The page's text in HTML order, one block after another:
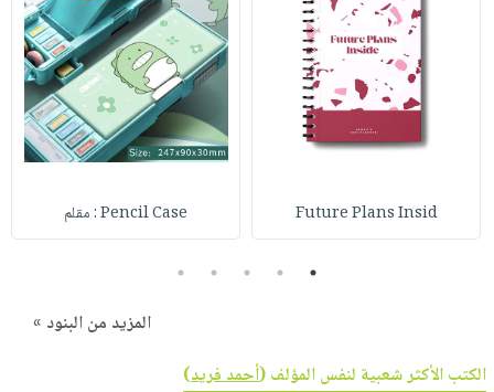
Future Plans Insid Pencil Case : مقلم
1
2
3
4
5
المزيد من البنود »
الكتب الأكثر شعبية لنفس المؤلف (أحمد فريد)